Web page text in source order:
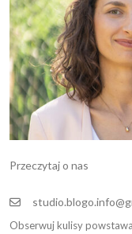
Przeczytaj o nas
Obserwuj kulisy